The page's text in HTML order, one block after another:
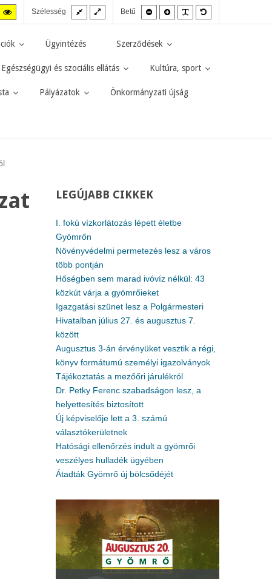
Magas
kontraszt
mód.
Szélesség
Fix
elrendezés
Széles
elrendezés
Betű
Kisebb
betűméret
Nagyobb
betűméret
Ügyintézés Szerződések
Egészségügyi és szociális ellátás Kultúra, sport
Pályázatok Önkormányzati újság
LEGÚJABB CIKKEK
I. fokú vízkorlátozás lépett életbe
Gyömrőn
Növényvédelmi permetezés lesz a város
több pontján
Hőségben sem marad ivóvíz nélkül: 43
közkút várja a gyömrőieket
Igazgatási szünet lesz a Polgármesteri
Hivatalban július 27. és augusztus 7.
között
Augusztus 3-án érvényüket vesztik a régi,
könyv formátumú személyi igazolványok
Tájékoztatás a mezőőri járulékról
Dr. Petky Ferenc szabadságon lesz, a
helyettesítés biztosított
Új képviselője lett a 3. számú
választókerületnek
Hatósági ellenőrzés indult a gyömrői
veszélyes hulladék ügyében
Átadták Gyömrő új bölcsődéjét